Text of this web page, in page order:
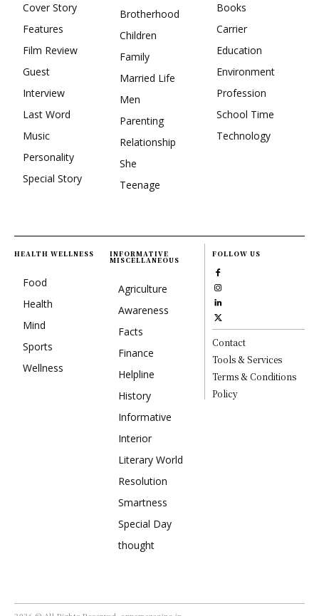
Cover Story
Features
Film Review
Guest
Interview
Last Word
Music
Personality
Special Story
Brotherhood
Children
Family
Married Life
Men
Parenting
Relationship
She
Teenage
Books
Carrier
Education
Environment
Profession
School Time
Technology
HEALTH WELLNESS
Food
Health
Mind
Sports
Wellness
INFORMATIVE
MISCELLANEOUS
Agriculture
Awareness
Facts
Finance
Helpline
History
Informative
Interior
Literary World
Resolution
Smartness
Special Day
thought
FOLLOW US
Contact
Tools & Services
Terms & Conditions
Policy